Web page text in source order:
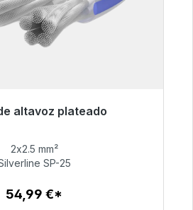
altavoz plateado
inmediato, plazo de entrega
54,99 €
2x2.5 mm²
SP-25
54,99 €*